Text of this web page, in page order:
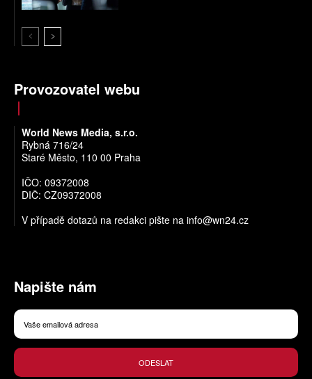
Provozovatel webu
World News Media, s.r.o.
Rybná 716/24
Staré Město, 110 00 Praha
IČO: 09372008
DIČ: CZ09372008
V případě dotazů na redakci pište na info@wn24.cz
Napište nám
ODESLAT